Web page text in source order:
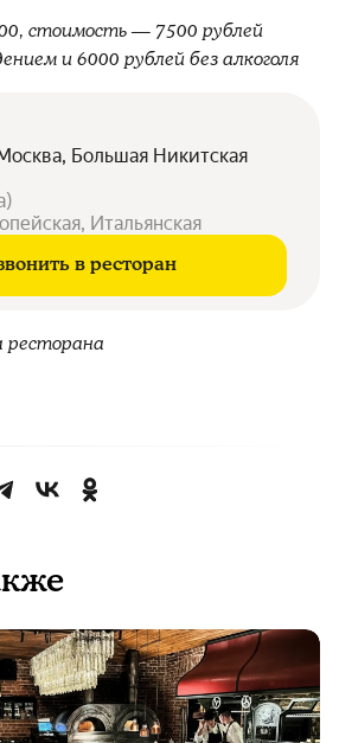
стоимость — 7500 рублей
и 6000 рублей без алкоголя
Большая Никитская
)
Итальянская
в ресторан
ресторана